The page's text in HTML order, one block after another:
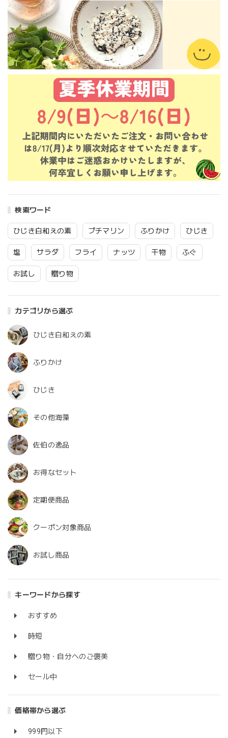
検索ワード
ひじき白和えの素 プチマリン ふりかけ ひじき
塩 サラダ フライ ナッツ 干物 ふぐ
お試し 贈り物
カテゴリから選ぶ
ひじき白和えの素
ふりかけ
ひじき
その他海藻
佐伯の逸品
お得なセット
定期便商品
クーポン対象商品
お試し商品
キーワードから探す
おすすめ
時短
贈り物・自分へのご褒美
セール中
価格帯から選ぶ
999円以下